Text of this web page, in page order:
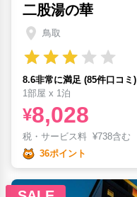
二股湯の華
鳥取
8.6非常に満足 (85件口コミ)
1部屋 x 1泊
¥8,028
税・サービス料 ¥738含む
36ポイント